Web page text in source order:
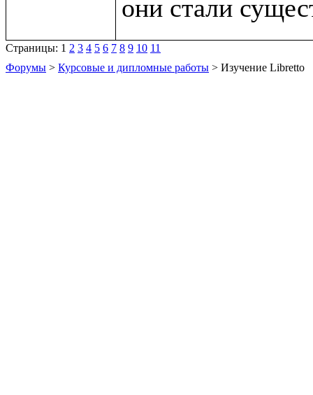
Страницы: 1 2 3 4 5 6 7 8 9 10 11
Форумы > Курсовые и дипломные работы > Изучение Libretto